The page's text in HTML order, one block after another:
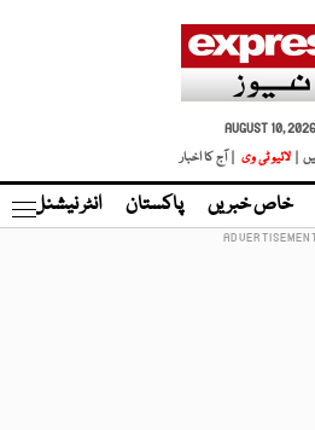
AUGUST 10, 2026
|
لائیو ٹی وی | آج کا اخبار
خاص خبریں پاکستان انٹر نیشنل